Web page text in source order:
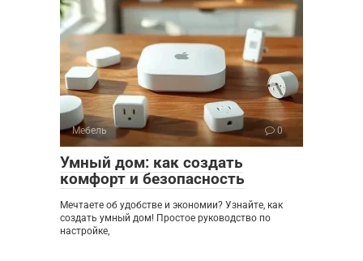
Мебель 0
Умный дом: как создать
комфорт и безопасность
Мечтаете об удобстве и экономии? Узнайте, как
создать умный дом! Простое руководство по
настройке,